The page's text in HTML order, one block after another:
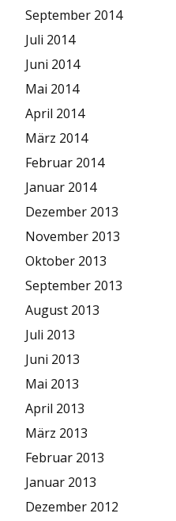
September 2014
Juli 2014
Juni 2014
Mai 2014
April 2014
März 2014
Februar 2014
Januar 2014
Dezember 2013
November 2013
Oktober 2013
September 2013
August 2013
Juli 2013
Juni 2013
Mai 2013
April 2013
März 2013
Februar 2013
Januar 2013
Dezember 2012